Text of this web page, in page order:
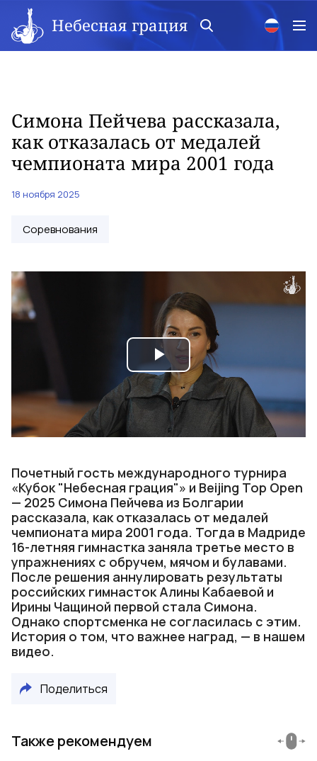
Небесная грация
Симона Пейчева рассказала,
как отказалась от медалей
чемпионата мира 2001 года
18 ноября 2025
Соревнования
Play
Video
Почетный гость международного турнира
«Кубок "Небесная грация"» и Beijing Top Open
— 2025 Симона Пейчева из Болгарии
рассказала, как отказалась от медалей
чемпионата мира 2001 года. Тогда в Мадриде
16-летняя гимнастка заняла третье место в
упражнениях с обручем, мячом и булавами.
После решения аннулировать результаты
российских гимнасток Алины Кабаевой и
Ирины Чащиной первой стала Симона.
Однако спортсменка не согласилась с этим.
История о том, что важнее наград, — в нашем
видео.
Поделиться
Также рекомендуем